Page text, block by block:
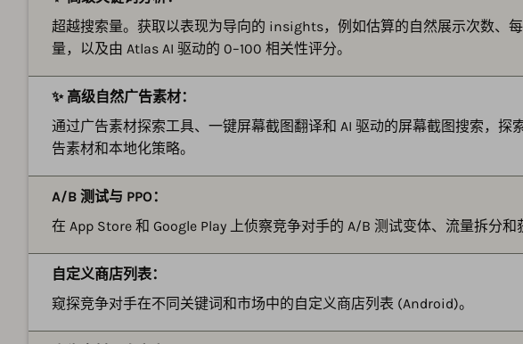
超越搜索量。获取以表现为导向的 insights，例如估算的自然展示次数、
量，以及由 Atlas AI 驱动的 0–100 相关性评分。
✨ 高级自然广告素材：
通过广告素材探索工具、一键屏幕截图翻译和 AI 驱动的屏幕截图搜索，探
告素材和本地化策略。
A/B 测试与 PPO：
在 App Store 和 Google Play 上侦察竞争对手的 A/B 测试变体、流量拆分和
自定义商店列表：
窥探竞争对手在不同关键词和市场中的自定义商店列表 (Android)。